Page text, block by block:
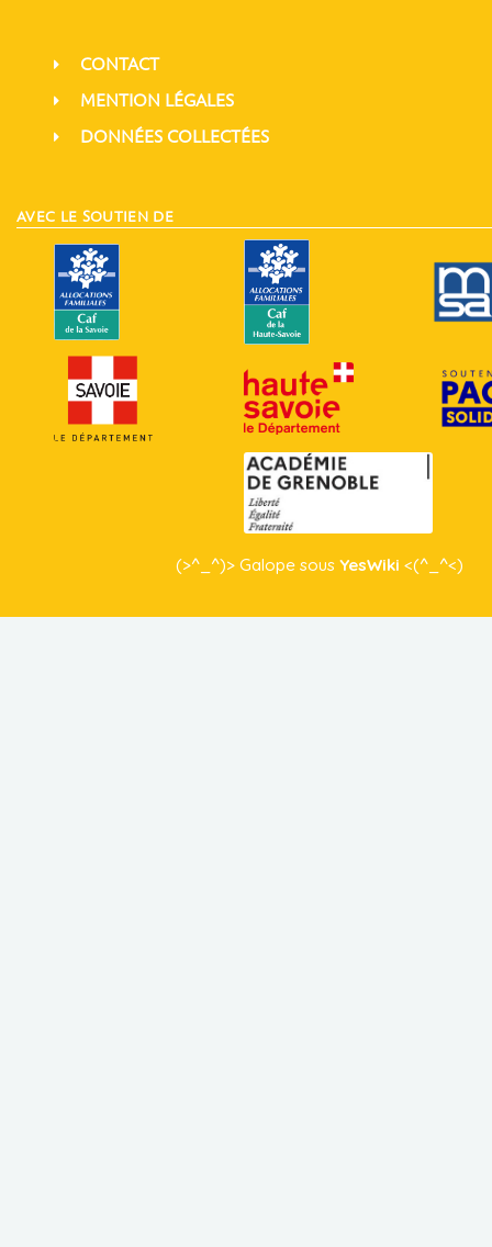
CONTACT
MENTION LÉGALES
DONNÉES COLLECTÉES
AVEC LE SOUTIEN DE
(>^_^)> Galope sousYesWiki <(^_^<)